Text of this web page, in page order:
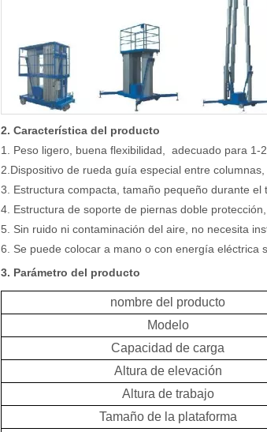
2. Característica del producto
1. Peso ligero, buena flexibilidad, adecuado para 1-
2.Dispositivo de rueda guía especial entre
3. Estructura compacta, tamaño pequeño durante
4. Estructura de soporte de piernas doble
5. Sin ruido ni contaminación del aire, no necesita
6. Se puede colocar a mano o con energía eléctrica
3. Parámetro del producto
nombre del producto
Modelo
Capacidad de carga
Altura de elevación
Altura de trabajo
Tamaño de la plataforma